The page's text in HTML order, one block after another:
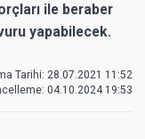
ile beraber
yapabilecek.
Tarihi: 28.07.2021 11:52
04.10.2024 19:53